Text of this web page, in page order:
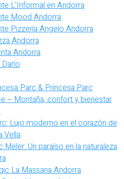
L’Informal en Andorra
Mood Andorra
Pizzería Angelo Andorra
Andorra
Andorra
Parc & Princesa Parc
– Montaña, confort y bienestar
Lujo moderno en el corazón de
Vella
Meler: Un paraíso en la naturaleza
La Massana Andorra